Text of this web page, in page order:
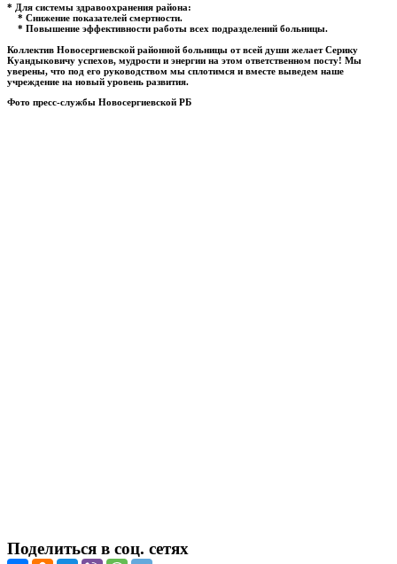
* Для системы здравоохранения района:
* Снижение показателей смертности.
* Повышение эффективности работы всех подразделений больницы.
Коллектив Новосергиевской районной больницы от всей души желает Серику
Куандыковичу успехов, мудрости и энергии на этом ответственном посту! Мы
уверены, что под его руководством мы сплотимся и вместе выведем наше
учреждение на новый уровень развития.
Фото пресс-службы Новосергиевской РБ
Поделиться в соц. сетях